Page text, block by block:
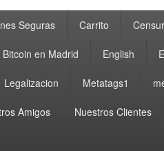
Seguras Carrito
en Madrid English
Legalizacion Metatags1
Amigos Nuestros Clientes